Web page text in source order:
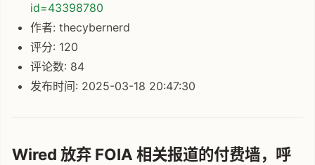
id=43398780
作者: thecybernerd
评分: 120
评论数: 84
发布时间: 2025-03-18 20:47:30
Wired 放弃 FOIA 相关报道的付费墙，呼